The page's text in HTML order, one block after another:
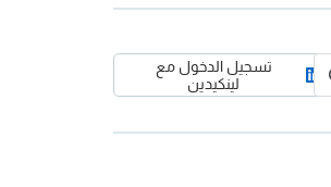
تسجيل الدخول مع
لينكيدين